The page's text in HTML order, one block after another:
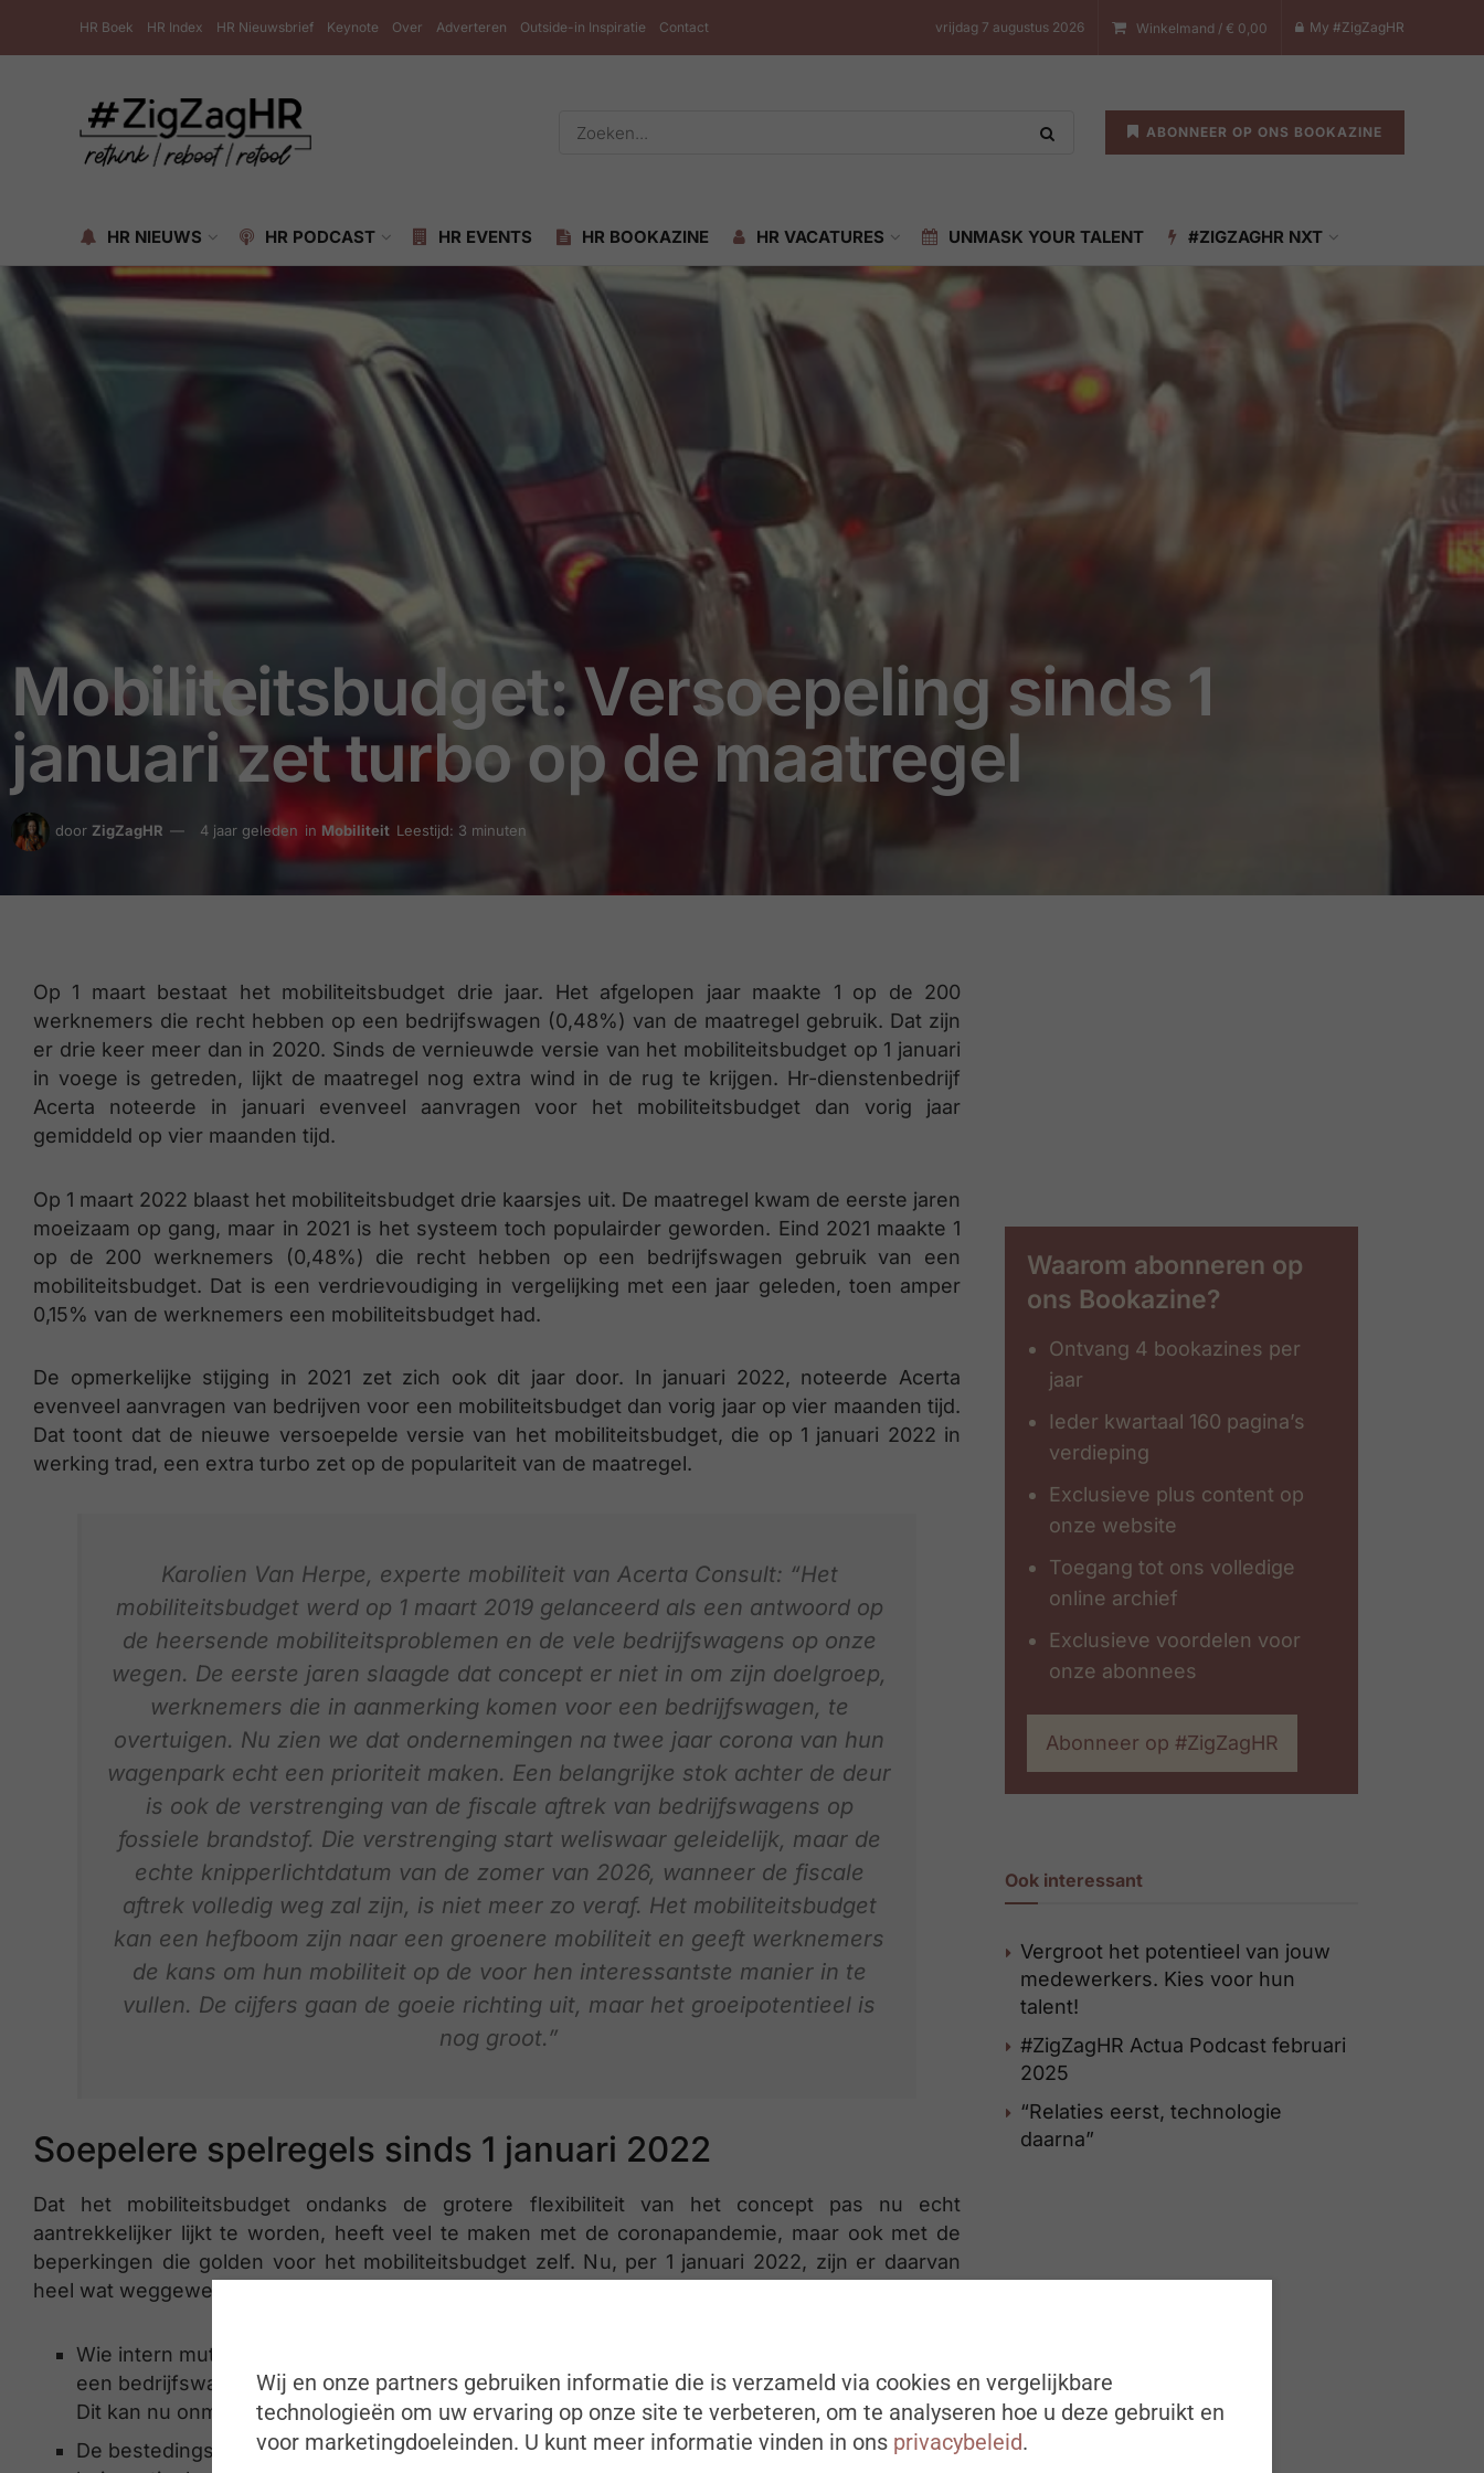
HR Boek HR Index HR Nieuwsbrief Keynote Over Adverteren Outside-in Inspiratie Contact vrijdag 7 augustus 2026 Winkelmand / € 0,00 My #ZigZagHR
ABONNEER OP ONS BOOKAZINE
HR NIEUWS HR PODCAST HR EVENTS HR BOOKAZINE HR VACATURES UNMASK YOUR TALENT #ZIGZAGHR NXT
Mobiliteitsbudget: Versoepeling sinds 1
januari zet turbo op de maatregel
door ZigZagHR 4 jaar geleden in Mobiliteit Leestijd: 3 minuten
Op 1 maart bestaat het mobiliteitsbudget drie jaar. Het afgelopen jaar maakte 1 op de 200
werknemers die recht hebben op een bedrijfswagen (0,48%) van de maatregel gebruik. Dat zijn
er drie keer meer dan in 2020. Sinds de vernieuwde versie van het mobiliteitsbudget op 1 januari
in voege is getreden, lijkt de maatregel nog extra wind in de rug te krijgen. Hr-dienstenbedrijf
Acerta noteerde in januari evenveel aanvragen voor het mobiliteitsbudget dan vorig jaar
gemiddeld op vier maanden tijd.
Op 1 maart 2022 blaast het mobiliteitsbudget drie kaarsjes uit. De maatregel kwam de eerste jaren
moeizaam op gang, maar in 2021 is het systeem toch populairder geworden. Eind 2021 maakte 1
op de 200 werknemers (0,48%) die recht hebben op een bedrijfswagen gebruik van een
mobiliteitsbudget. Dat is een verdrievoudiging in vergelijking met een jaar geleden, toen amper
0,15% van de werknemers een mobiliteitsbudget had.
De opmerkelijke stijging in 2021 zet zich ook dit jaar door. In januari 2022, noteerde Acerta
evenveel aanvragen van bedrijven voor een mobiliteitsbudget dan vorig jaar op vier maanden tijd.
Dat toont dat de nieuwe versoepelde versie van het mobiliteitsbudget, die op 1 januari 2022 in
werking trad, een extra turbo zet op de populariteit van de maatregel.
Karolien Van Herpe, experte mobiliteit van Acerta Consult: “Het
mobiliteitsbudget werd op 1 maart 2019 gelanceerd als een antwoord op
de heersende mobiliteitsproblemen en de vele bedrijfswagens op onze
wegen. De eerste jaren slaagde dat concept er niet in om zijn doelgroep,
werknemers die in aanmerking komen voor een bedrijfswagen, te
overtuigen. Nu zien we dat ondernemingen na twee jaar corona van hun
wagenpark echt een prioriteit maken. Een belangrijke stok achter de deur
is ook de verstrenging van de fiscale aftrek van bedrijfswagens op
fossiele brandstof. Die verstrenging start weliswaar geleidelijk, maar de
echte knipperlichtdatum van de zomer van 2026, wanneer de fiscale
aftrek volledig weg zal zijn, is niet meer zo veraf. Het mobiliteitsbudget
kan een hefboom zijn naar een groenere mobiliteit en geeft werknemers
de kans om hun mobiliteit op de voor hen interessantste manier in te
vullen. De cijfers gaan de goeie richting uit, maar het groeipotentieel is
nog groot.”
Soepelere spelregels sinds 1 januari 2022
Dat het mobiliteitsbudget ondanks de grotere flexibiliteit van het concept pas nu echt
aantrekkelijker lijkt te worden, heeft veel te maken met de coronapandemie, maar ook met de
beperkingen die golden voor het mobiliteitsbudget zelf. Nu, per 1 januari 2022, zijn er daarvan
heel wat weggewerkt.
Wie intern muteerde, moest eerst 1 jaar in aanmerking komen voor een bedrijfswagen of met
een bedrijfswagen rijden voordat er naar het mobiliteitsbudget kon overgeschakeld worden.
Dit kan nu onmiddellijk.
De bestedingsmogelijkheden van het mobiliteitsbudget zijn verder uitgebreid:
Waarom abonneren op
ons Bookazine?
Ontvang 4 bookazines per
jaar
Ieder kwartaal 160 pagina’s
verdieping
Exclusieve plus content op
onze website
Toegang tot ons volledige
online archief
Exclusieve voordelen voor
onze abonnees
Abonneer op #ZigZagHR
Ook interessant
Vergroot het potentieel van jouw
medewerkers. Kies voor hun
talent!
#ZigZagHR Actua Podcast februari
2025
“Relaties eerst, technologie
daarna”
Wij en onze partners gebruiken informatie die is verzameld via cookies en vergelijkbare
technologieën om uw ervaring op onze site te verbeteren, om te analyseren hoe u deze gebruikt en
voor marketingdoeleinden. U kunt meer informatie vinden in ons privacybeleid.